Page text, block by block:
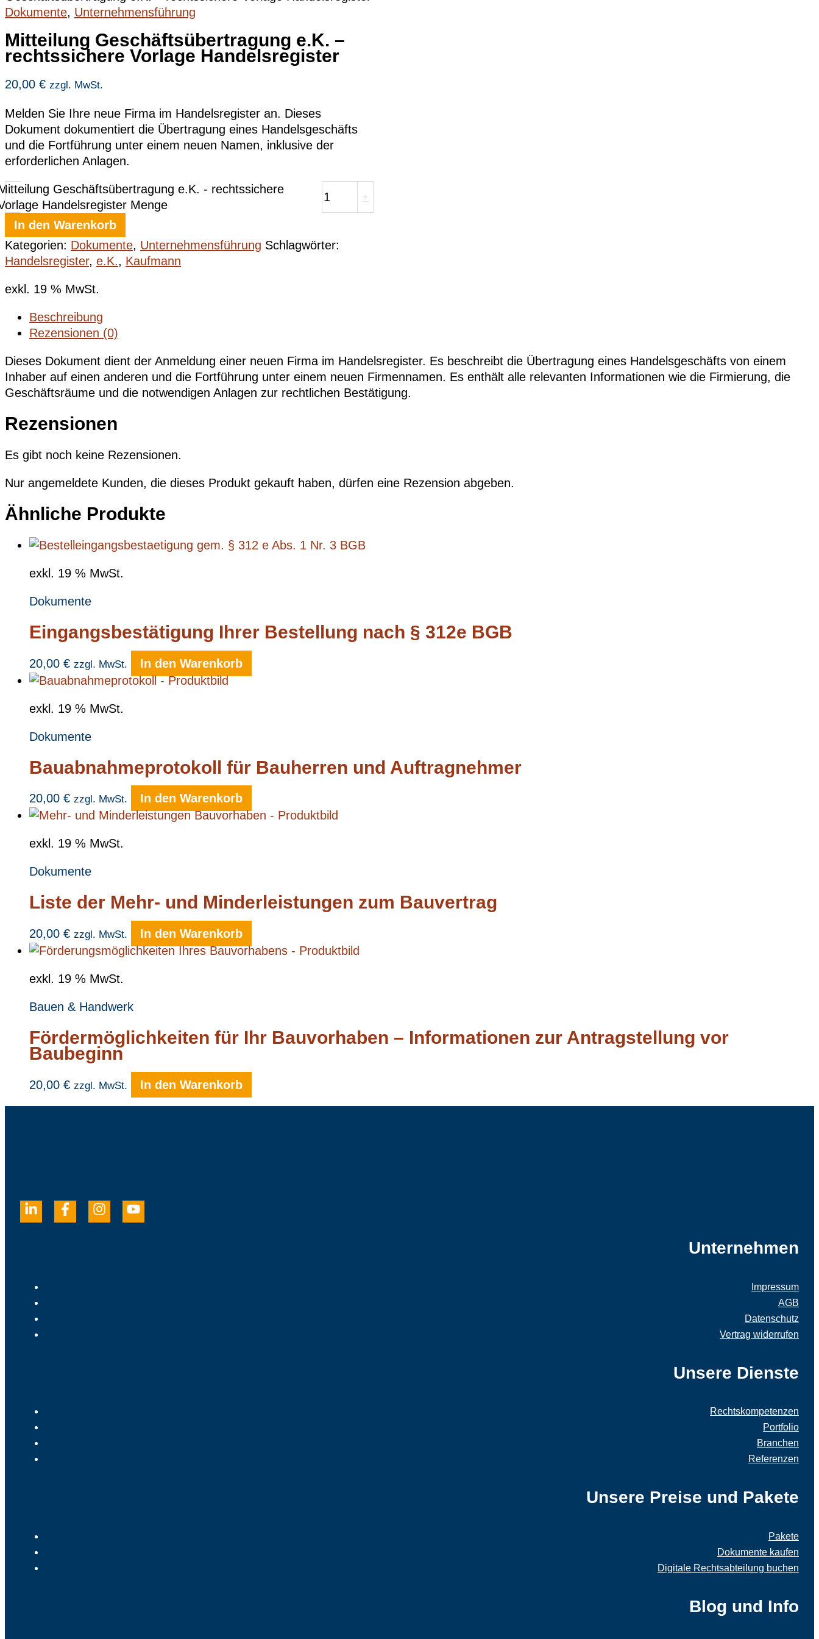
Dokumente, Unternehmensführung
Mitteilung Geschäftsübertragung e.K. –
rechtssichere Vorlage Handelsregister
20,00 € zzgl. MwSt.
Melden Sie Ihre neue Firma im Handelsregister an. Dieses
Dokument dokumentiert die Übertragung eines Handelsgeschäfts
und die Fortführung unter einem neuen Namen, inklusive der
erforderlichen Anlagen.
-
Geschäftsübertragung e.K. - rechtssichere
Handelsregister Menge
In den Warenkorb
Kategorien: Dokumente, Unternehmensführung Schlagwörter:
Handelsregister, e.K., Kaufmann
exkl. 19 % MwSt.
Beschreibung
Rezensionen (0)
Dieses Dokument dient der Anmeldung einer neuen Firma im Handelsregister. Es beschreibt die Übertragung eines Handelsgeschäfts von einem
Inhaber auf einen anderen und die Fortführung unter einem neuen Firmennamen. Es enthält alle relevanten Informationen wie die Firmierung, die
Geschäftsräume und die notwendigen Anlagen zur rechtlichen Bestätigung.
Rezensionen
Es gibt noch keine Rezensionen.
Nur angemeldete Kunden, die dieses Produkt gekauft haben, dürfen eine Rezension abgeben.
Ähnliche Produkte
exkl. 19 % MwSt.
Dokumente
Eingangsbestätigung Ihrer Bestellung nach § 312e BGB
20,00 € zzgl. MwSt. In den Warenkorb
exkl. 19 % MwSt.
Dokumente
Bauabnahmeprotokoll für Bauherren und Auftragnehmer
20,00 € zzgl. MwSt. In den Warenkorb
exkl. 19 % MwSt.
Dokumente
Liste der Mehr- und Minderleistungen zum Bauvertrag
20,00 € zzgl. MwSt. In den Warenkorb
exkl. 19 % MwSt.
Bauen & Handwerk
Fördermöglichkeiten für Ihr Bauvorhaben – Informationen zur Antragstellung vor
Baubeginn
20,00 € zzgl. MwSt. In den Warenkorb
Unternehmen
Impressum
AGB
Datenschutz
Vertrag widerrufen
Unsere Dienste
Rechtskompetenzen
Portfolio
Branchen
Referenzen
Unsere Preise und Pakete
Pakete
Dokumente kaufen
Digitale Rechtsabteilung buchen
Blog und Info